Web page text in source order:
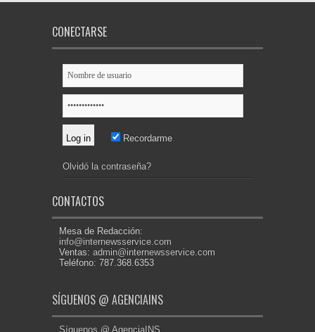
CONECTARSE
Recordarme
Olvidó la contraseña?
CONTACTOS
Mesa de Redacción:
info@internewsservice.com
Ventas: admin@internewsservice.com
Teléfono: 787.368.6353
SÍGUENOS @ AGENCIAINS
Síguenos @ AgenciaINS